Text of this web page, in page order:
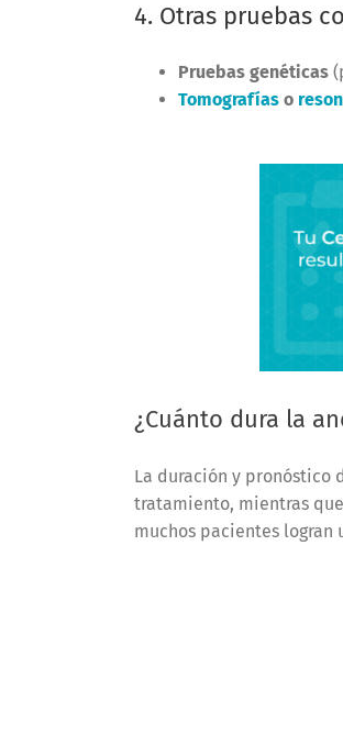
4. Otras pruebas
Pruebas genéticas
Tomografíaso
¿Cuánto dura la
La duración y pronóstico
tratamiento, mientras
muchos pacientes